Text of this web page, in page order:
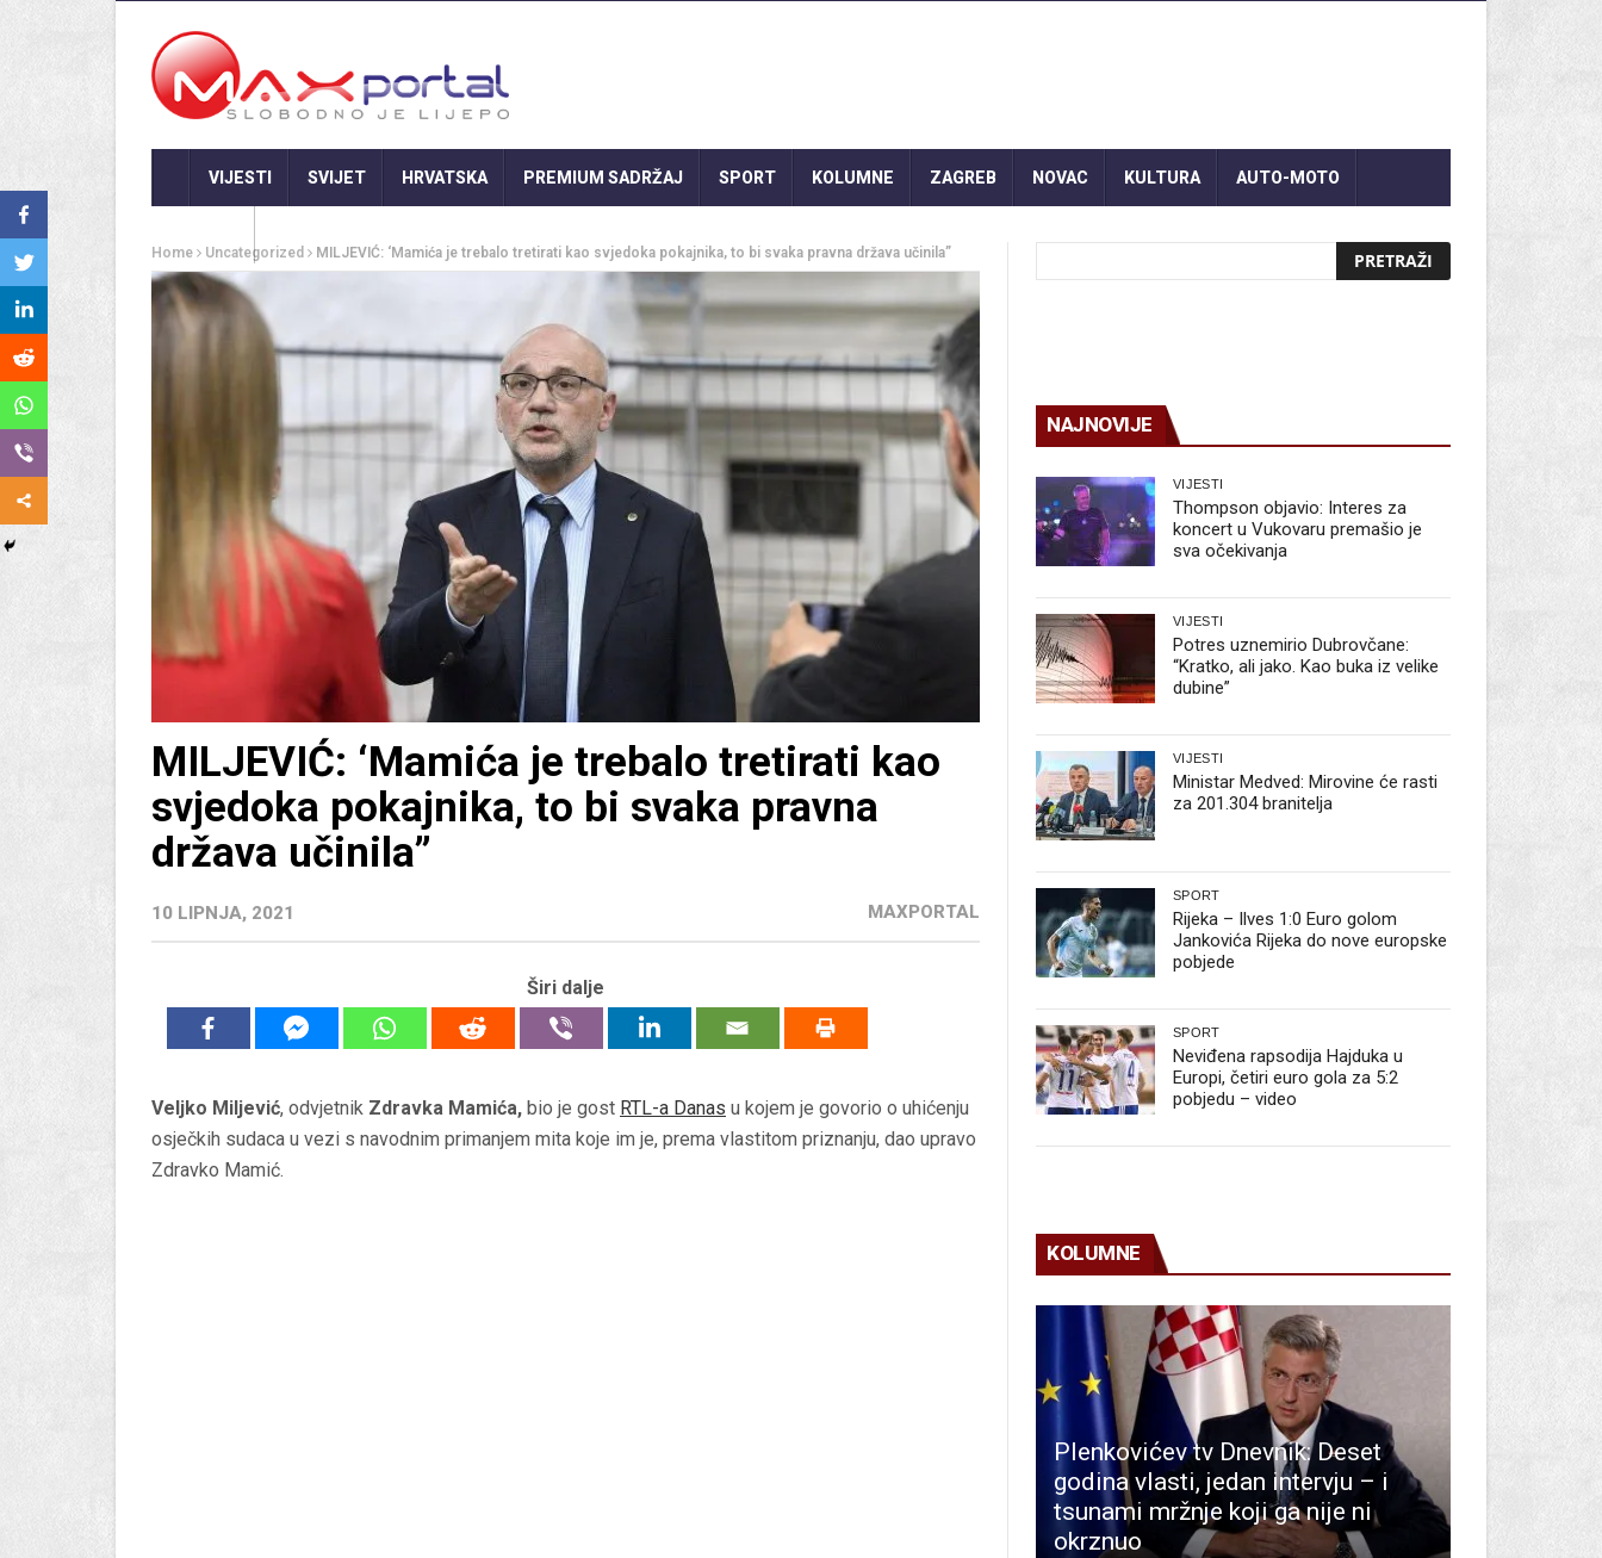
VIJESTI SVIJET HRVATSKA PREMIUM SADRŽAJ SPORT KOLUMNE ZAGREB NOVAC KULTURA AUTO-MOTO
Home Uncategorized MILJEVIĆ: ‘Mamića je trebalo tretirati kao svjedoka pokajnika, to bi svaka pravna država učinila”
MILJEVIĆ: ‘Mamića je trebalo tretirati kao
svjedoka pokajnika, to bi svaka pravna
država učinila”
10 LIPNJA, 2021 MAXPORTAL
Širi dalje
Veljko Miljević, odvjetnik Zdravka Mamića, bio je gost RTL-a Danas u kojem je govorio o uhićenju
osječkih sudaca u vezi s navodnim primanjem mita koje im je, prema vlastitom priznanju, dao upravo
Zdravko Mamić.
NAJNOVIJE
VIJESTI
Thompson objavio: Interes za
koncert u Vukovaru premašio je
sva očekivanja
VIJESTI
Potres uznemirio Dubrovčane:
“Kratko, ali jako. Kao buka iz velike
dubine”
VIJESTI
Ministar Medved: Mirovine će rasti
za 201.304 branitelja
SPORT
Rijeka – Ilves 1:0 Euro golom
Jankovića Rijeka do nove europske
pobjede
SPORT
Neviđena rapsodija Hajduka u
Europi, četiri euro gola za 5:2
pobjedu – video
KOLUMNE
Plenkovićev tv Dnevnik: Deset
godina vlasti, jedan intervju – i
tsunami mržnje koji ga nije ni
okrznuo